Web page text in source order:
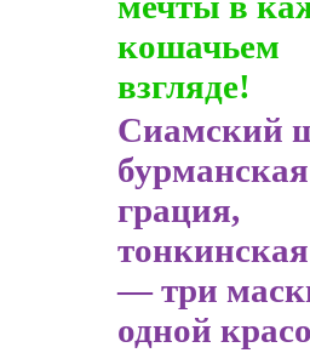
кошачьем
взгляде!
Сиамский
бурманская
грация,
— три
одной